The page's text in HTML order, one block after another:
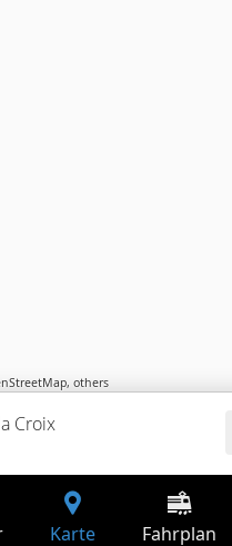
, others
Croix
Karte Fahrplan